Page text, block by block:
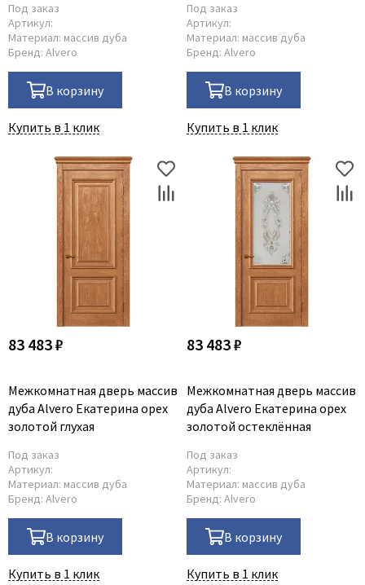
Под заказ
Артикул:
Материал: массив дуба
Бренд: Alvero
В корзину
Купить в 1 клик
Под заказ
Артикул:
Материал: массив дуба
Бренд: Alvero
В корзину
Купить в 1 клик
83 483 ₽
Межкомнатная дверь массив
дуба Alvero Екатерина орех
золотой глухая
Под заказ
Артикул:
Материал: массив дуба
Бренд: Alvero
В корзину
Купить в 1 клик
83 483 ₽
Межкомнатная дверь массив
дуба Alvero Екатерина орех
золотой остеклённая
Под заказ
Артикул:
Материал: массив дуба
Бренд: Alvero
В корзину
Купить в 1 клик